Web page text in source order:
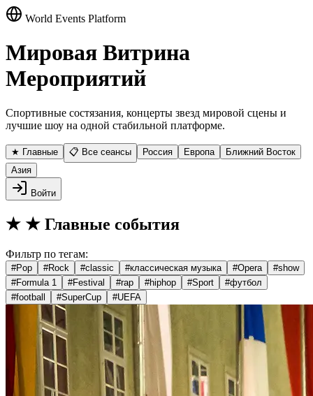
World Events Platform
Мировая Витрина
Мероприятий
Спортивные состязания, концерты звезд мировой сцены и
лучшие шоу на одной стабильной платформе.
★ Главные 📋 Все сеансы Россия Европа
Ближний Восток
Азия
Войти
★ ★ Главные события
Фильтр по тегам:
#Pop #Rock #classic #классическая музыка #Opera #show
#Formula 1 #Festival #rap #hiphop #Sport #футбол
#football #SuperCup #UEFA